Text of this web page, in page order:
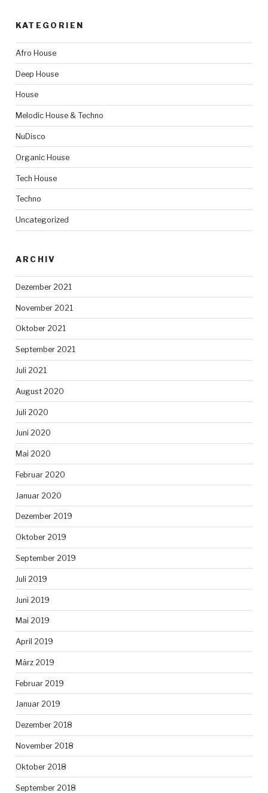
KATEGORIEN
Afro House
Deep House
House
Melodic House & Techno
NuDisco
Organic House
Tech House
Techno
Uncategorized
ARCHIV
Dezember 2021
November 2021
Oktober 2021
September 2021
Juli 2021
August 2020
Juli 2020
Juni 2020
Mai 2020
Februar 2020
Januar 2020
Dezember 2019
Oktober 2019
September 2019
Juli 2019
Juni 2019
Mai 2019
April 2019
März 2019
Februar 2019
Januar 2019
Dezember 2018
November 2018
Oktober 2018
September 2018